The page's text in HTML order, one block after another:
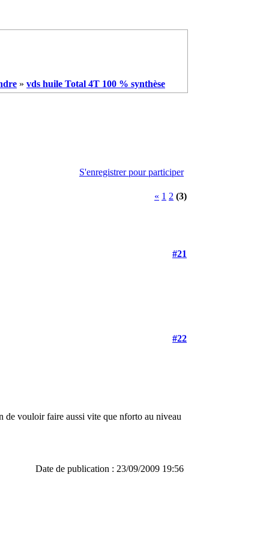
» vds huile Total 4T 100 % synthèse
S'enregistrer pour participer
« 1 2 (3)
#21
#22
de vouloir faire aussi vite que nforto au niveau
Date de publication : 23/09/2009 19:56